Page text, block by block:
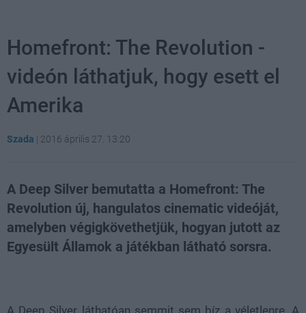
Homefront: The Revolution -
videón láthatjuk, hogy esett el
Amerika
Szada | 2016 április 27. 13:20
A Deep Silver bemutatta a Homefront: The
Revolution új, hangulatos cinematic videóját,
amelyben végigkövethetjük, hogyan jutott az
Egyesült Államok a játékban látható sorsra.
A Deep Silver láthatóan semmit sem bíz a véletlenre. A